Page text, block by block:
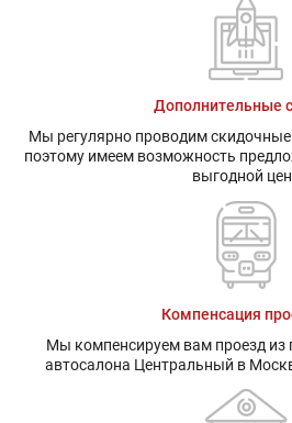
Дополнительные
Мы регулярно проводим
поэтому имеем возможность
выгодной
Компенсация
Мы компенсируем вам проезд из
автосалона Центральный в